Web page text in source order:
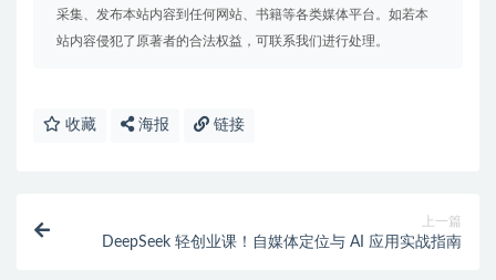
采集、发布本站内容到任何网站、书籍等各类媒体平台。如若本
站内容侵犯了原著者的合法权益，可联系我们进行处理。
收藏 海报 链接
上一篇
DeepSeek 轻创业课！自媒体定位与 AI 应用实战指南